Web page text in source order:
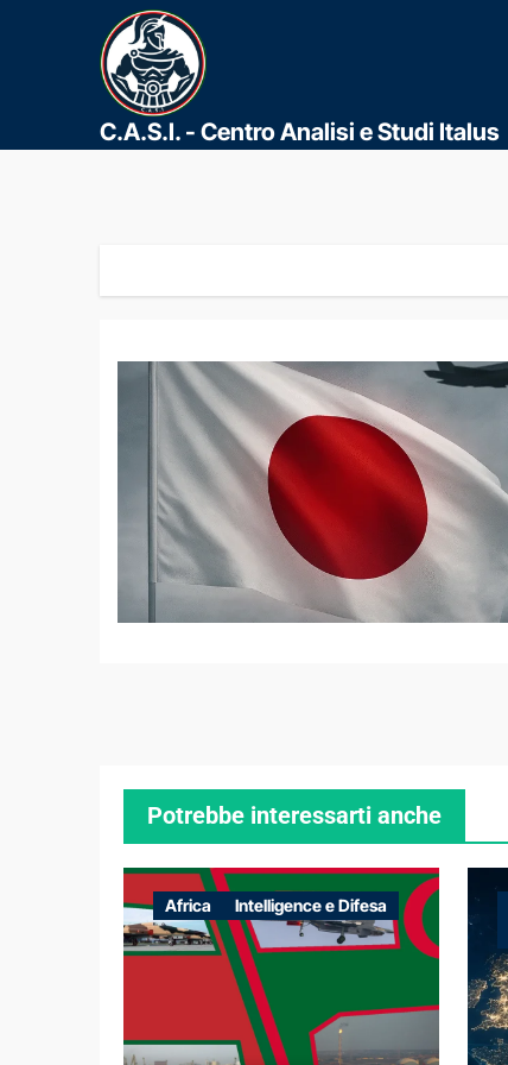
C.A.S.I. - Centro Analisi e Studi Italus
Potrebbe interessarti anche
Africa Intelligence e Difesa